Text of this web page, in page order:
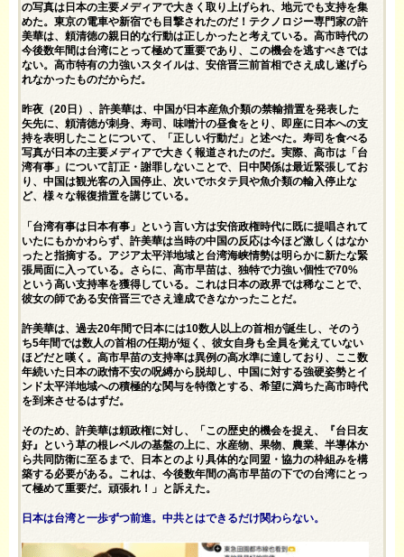
の写真は日本の主要メディアで大きく取り上げられ、地元でも支持を集
めた。東京の電車や新宿でも目撃されたのだ！テクノロジー専門家の許
美華は、頼清徳の親日的な行動は正しかったと考えている。高市時代の
今後数年間は台湾にとって極めて重要であり、この機会を逃すべきでは
ない。高市特有の力強いスタイルは、安倍晋三前首相でさえ成し遂げら
れなかったものだからだ。
昨夜（20日）、許美華は、中国が日本産魚介類の禁輸措置を発表した
矢先に、頼清徳が刺身、寿司、味噌汁の昼食をとり、即座に日本への支
持を表明したことについて、「正しい行動だ」と述べた。寿司を食べる
写真が日本の主要メディアで大きく報道されたのだ。実際、高市は「台
湾有事」について訂正・謝罪しないことで、日中関係は最近緊張してお
り、中国は観光客の入国停止、次いでホタテ貝や魚介類の輸入停止な
ど、様々な報復措置を講じている。
「台湾有事は日本有事」という言い方は安倍政権時代に既に提唱されて
いたにもかかわらず、許美華は当時の中国の反応は今ほど激しくはなか
ったと指摘する。アジア太平洋地域と台湾海峡情勢は明らかに新たな緊
張局面に入っている。さらに、高市早苗は、独特で力強い個性で70%
という高い支持率を獲得している。これは日本の政界では稀なことで、
彼女の師である安倍晋三でさえ達成できなかったことだ。
許美華は、過去20年間で日本には10数人以上の首相が誕生し、そのう
ち5年間では数人の首相の任期が短く、彼女自身も全員を覚えていない
ほどだと嘆く。高市早苗の支持率は異例の高水準に達しており、ここ数
年続いた日本の政情不安の呪縛から脱却し、中国に対する強硬姿勢とイ
ンド太平洋地域への積極的な関与を特徴とする、希望に満ちた高市時代
を到来させるはずだ。
そのため、許美華は頼政権に対し、「この歴史的機会を捉え、『台日友
好』という草の根レベルの基盤の上に、水産物、果物、農業、半導体か
ら共同防衛に至るまで、日本とのより具体的な同盟・協力の枠組みを構
築する必要がある。これは、今後数年間の高市早苗の下での台湾にとっ
て極めて重要だ。頑張れ！」と訴えた。
日本は台湾と一歩ずつ前進。中共とはできるだけ関わらない。